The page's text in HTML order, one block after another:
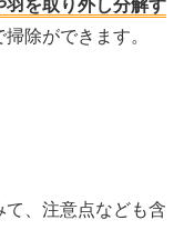
羽を取り外し分解す
除ができます。
、注意点なども含